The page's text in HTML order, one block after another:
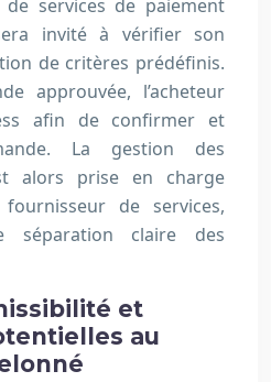
services de paiement
invité à vérifier son
de critères prédéfinis.
approuvée, l’acheteur
afin de confirmer et
La gestion des
alors prise en charge
de services,
séparation claire des
et
au